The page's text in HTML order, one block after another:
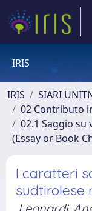
IRIS
IRIS
SIARI
02 Contributo
02.1 Saggio
(Essay or Book
I caratteri
sudtirolese